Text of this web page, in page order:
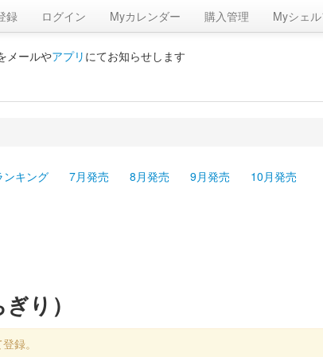
録 ログイン Myカレンダー 購入管理 Myシェル
メールやアプリ にてお知らせします
ンキング 7月発売 8月発売 9月発売 10月発売
り）
録。